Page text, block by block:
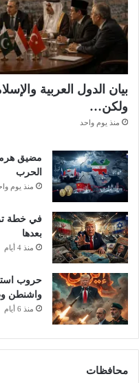
بيان الدول العربية
ولكن…
منذ يوم واحد
مضيق
الحرب
منذ يوم
في خطة
بعدها
منذ 4 أيام
حروب
واشنطن
منذ 6 أيام
محافظات